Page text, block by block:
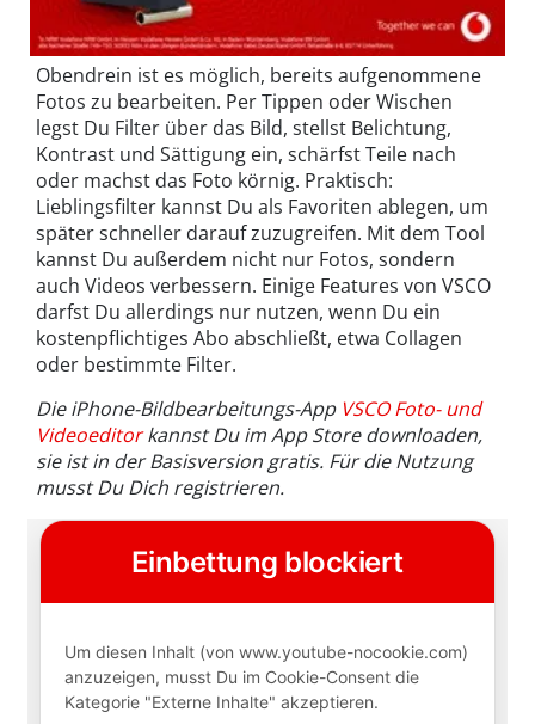
Obendrein ist es möglich, bereits aufgenommene
Fotos zu bearbeiten. Per Tippen oder Wischen
legst Du Filter über das Bild, stellst Belichtung,
Kontrast und Sättigung ein, schärfst Teile nach
oder machst das Foto körnig. Praktisch:
Lieblingsfilter kannst Du als Favoriten ablegen, um
später schneller darauf zuzugreifen. Mit dem Tool
kannst Du außerdem nicht nur Fotos, sondern
auch Videos verbessern. Einige Features von VSCO
darfst Du allerdings nur nutzen, wenn Du ein
kostenpflichtiges Abo abschließt, etwa Collagen
oder bestimmte Filter.
Die iPhone-Bildbearbeitungs-App VSCO Foto- und
Videoeditorkannst Du im App Store downloaden,
sie ist in der Basisversion gratis. Für die Nutzung
musst Du Dich registrieren.